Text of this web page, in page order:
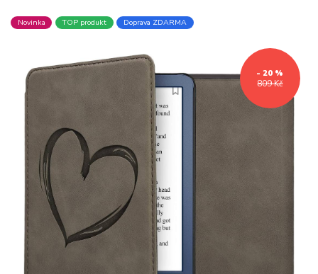
Novinka TOP produkt Doprava ZDARMA
809 Kč
- 20 %